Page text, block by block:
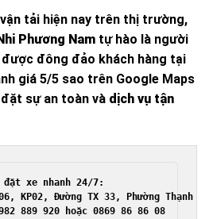
tải hiện nay trên thị trường,
Phương Nam tự hào là người
đông đảo khách hàng tại
giá 5/5 sao trên Google Maps
sự an toàn và dịch vụ tận
xe nhanh 24/7:
Đường TX 33, Phường Thạnh
889 920 hoặc 0869 86 86 08